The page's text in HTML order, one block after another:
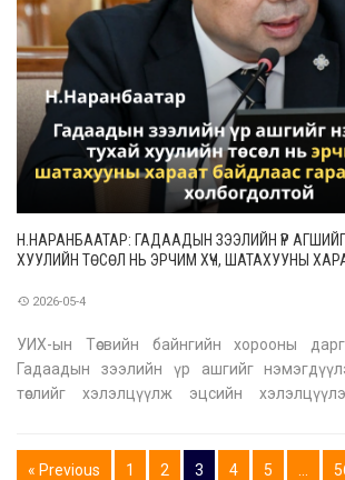
Н.НАРАНБААТАР: ГАДААДЫН ЗЭЭЛИЙН ҮР АГШИЙГ
ХУУЛИЙН ТӨСӨЛ НЬ ЭРЧИМ ХҮЧ, ШАТАХУУНЫ
2026-05-4
УИХ-ын Төсвийн байнгийн хорооны
Гадаадын зээлийн үр ашгийг
төслийг хэлэлцүүлж эцсийн
юм. Дашрамд дурдахад Эрдэнэбүрэ
« Previous 1 2 3 4 5